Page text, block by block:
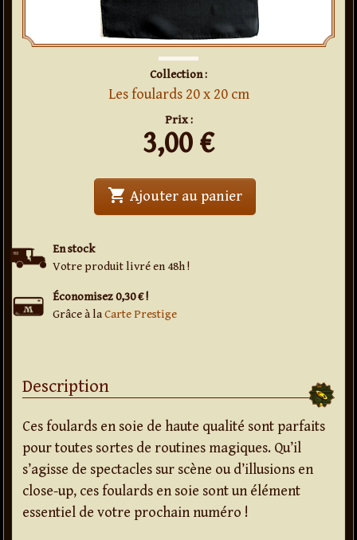
Collection :
Les foulards 20 x 20 cm
Prix :
3,00 €
En stock
Votre produit livré en 48h !
Économisez 0,30 € !
Grâce à laCarte Prestige
shopping_cart Ajouter au panier' . Foulard en
Description
Ces foulards en soie de haute qualité sont parfaits
pour toutes sortes de routines magiques. Qu’il
s’agisse de spectacles sur scène ou d’illusions en
close-up, ces foulards en soie sont un élément
essentiel de votre prochain numéro !